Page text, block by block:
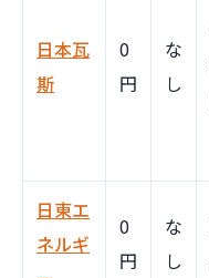
日本瓦
斯
0
円
な
し
日東エ
ネルギ
0
円
な
し